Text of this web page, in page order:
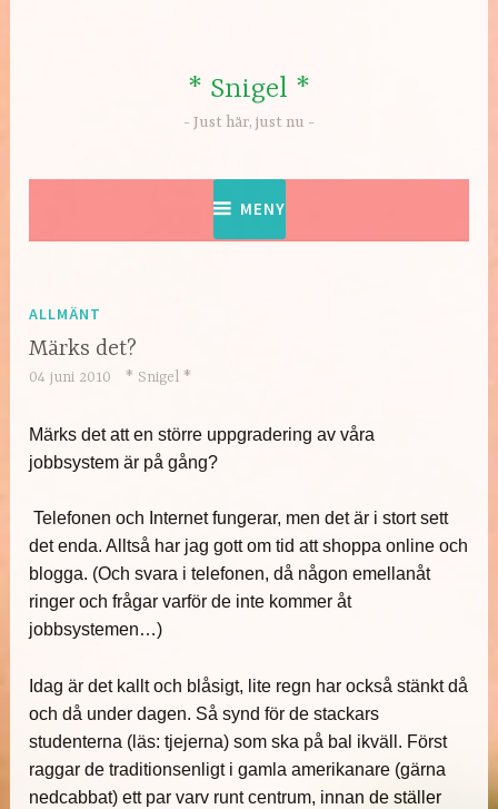
* Snigel *
Just här, just nu
MENY
ALLMÄNT
Märks det?
04 juni 2010 * Snigel *
Märks det att en större uppgradering av våra
jobbsystem är på gång?
Telefonen och Internet fungerar, men det är i stort sett
det enda. Alltså har jag gott om tid att shoppa online och
blogga. (Och svara i telefonen, då någon emellanåt
ringer och frågar varför de inte kommer åt
jobbsystemen…)
Idag är det kallt och blåsigt, lite regn har också stänkt då
och då under dagen. Så synd för de stackars
studenterna (läs: tjejerna) som ska på bal ikväll. Först
raggar de traditionsenligt i gamla amerikanare (gärna
nedcabbat) ett par varv runt centrum, innan de ställer